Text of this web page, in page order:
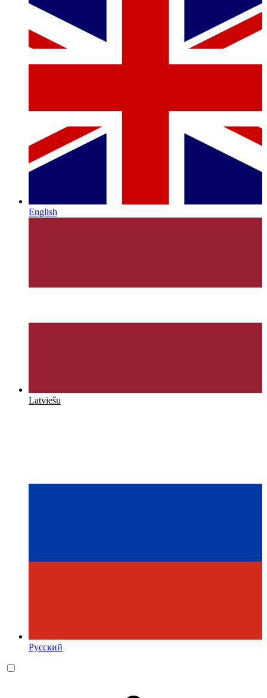
English
Latviešu
Русский